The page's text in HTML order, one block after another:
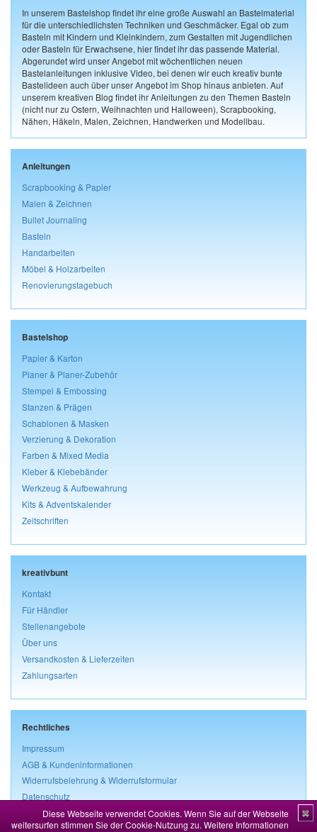
Diese Webseite verwendet Cookies. Wenn Sie auf der Webseite
weitersurfen stimmen Sie der Cookie-Nutzung zu. Weitere Informationen
✖
In unserem Bastelshop findet ihr eine große Auswahl an Bastelmaterial
für die unterschiedlichsten Techniken und Geschmäcker. Egal ob zum
Basteln mit Kindern und Kleinkindern, zum Gestalten mit Jugendlichen
oder Basteln für Erwachsene, hier findet ihr das passende Material.
Abgerundet wird unser Angebot mit wöchentlichen neuen
Bastelanleitungen inklusive Video, bei denen wir euch kreativ bunte
Bastelideen auch über unser Angebot im Shop hinaus anbieten. Auf
unserem kreativen Blog findet ihr Anleitungen zu den Themen Basteln
(nicht nur zu Ostern, Weihnachten und Halloween), Scrapbooking,
Nähen, Häkeln, Malen, Zeichnen, Handwerken und Modellbau.
Anleitungen
Scrapbooking & Papier
Malen & Zeichnen
Bullet Journaling
Basteln
Handarbeiten
Möbel & Holzarbeiten
Renovierungstagebuch
Bastelshop
Papier & Karton
Planer & Planer-Zubehör
Stempel & Embossing
Stanzen & Prägen
Schablonen & Masken
Verzierung & Dekoration
Farben & Mixed Media
Kleber & Klebebänder
Werkzeug & Aufbewahrung
Kits & Adventskalender
Zeitschriften
kreativbunt
Kontakt
Für Händler
Stellenangebote
Über uns
Versandkosten & Lieferzeiten
Zahlungsarten
Rechtliches
Impressum
AGB & Kundeninformationen
Widerrufsbelehrung & Widerrufsformular
Datenschutz
Vertrag widerrufen